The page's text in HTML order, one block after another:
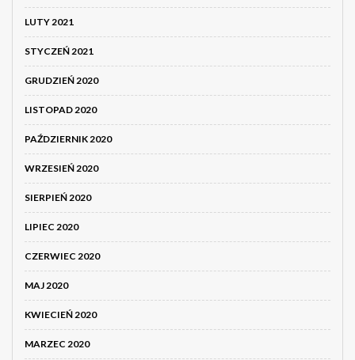
LUTY 2021
STYCZEŃ 2021
GRUDZIEŃ 2020
LISTOPAD 2020
PAŹDZIERNIK 2020
WRZESIEŃ 2020
SIERPIEŃ 2020
LIPIEC 2020
CZERWIEC 2020
MAJ 2020
KWIECIEŃ 2020
MARZEC 2020